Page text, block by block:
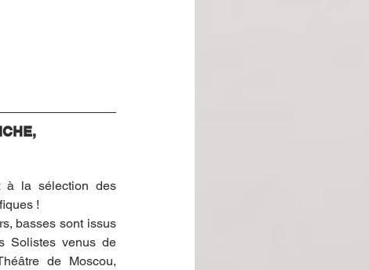
à la sélection des
!
basses sont issus
Solistes venus de
de Moscou,